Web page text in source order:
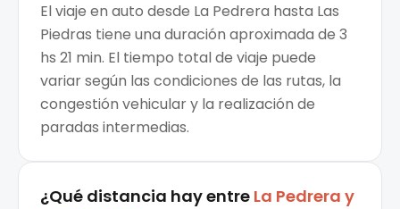
El viaje en auto desde La Pedrera hasta Las
Piedras tiene una duración aproximada de 3
hs 21 min. El tiempo total de viaje puede
variar según las condiciones de las rutas, la
congestión vehicular y la realización de
paradas intermedias.
¿Qué distancia hay entre La Pedrera y